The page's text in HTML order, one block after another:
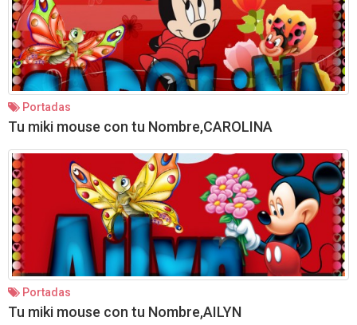
Portadas
Tu miki mouse con tu Nombre,CAROLINA
Portadas
Tu miki mouse con tu Nombre,AILYN